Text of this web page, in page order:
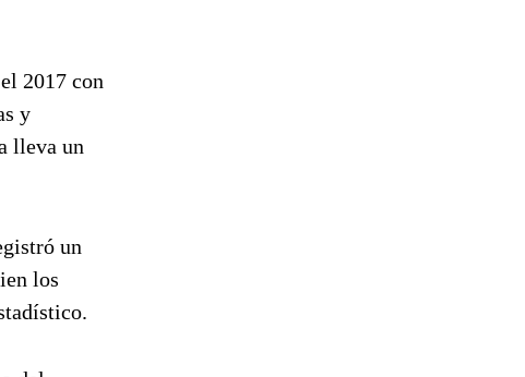
2017 con
y
lleva un
un
los